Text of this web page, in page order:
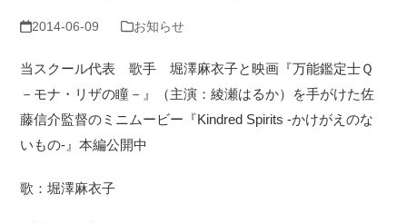
2014-06-09 お知らせ
当スクール代表 歌手 堀澤麻衣子と映画『万能鑑定士Ｑ
－モナ・リザの瞳－』（主演：綾瀬はるか）を手がけた佐
藤信介監督のミニムービー『Kindred Spirits -かけがえのな
いもの-』本編公開中
歌：堀澤麻衣子